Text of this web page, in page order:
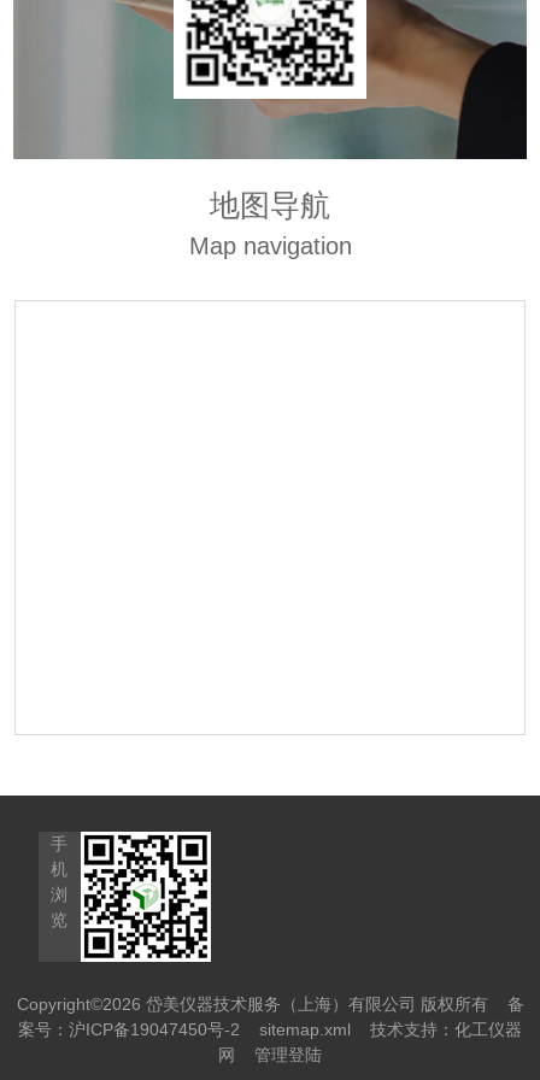
地图导航
Map navigation
手
机
浏
览
Copyright©2026 岱美仪器技术服务（上海）有限公司 版权所有 备
案号：沪ICP备19047450号-2
sitemap.xml 技术支持： 化工仪器
网
管理登陆